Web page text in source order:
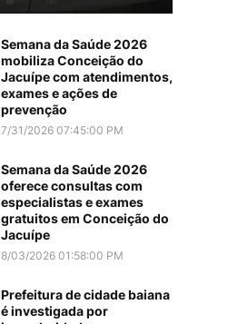
Semana da Saúde 2026
mobiliza Conceição do
Jacuípe com atendimentos,
exames e ações de
prevenção
7/31/2026 07:45:00 PM
Semana da Saúde 2026
oferece consultas com
especialistas e exames
gratuitos em Conceição do
Jacuípe
8/03/2026 01:58:00 PM
Prefeitura de cidade baiana
é investigada por